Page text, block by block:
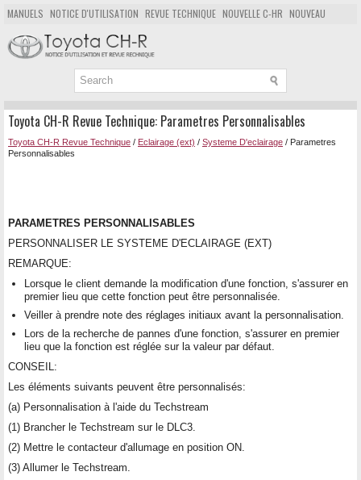
MANUELS NOTICE D'UTILISATION REVUE TECHNIQUE NOUVELLE C-HR NOUVEAU
POPULAIRE
PLAN DU SITE CHERCHER
Toyota CH-R Revue Technique: Parametres Personnalisables
Toyota CH-R Revue Technique / Eclairage (ext) / Systeme D'eclairage / Parametres
Personnalisables
PARAMETRES PERSONNALISABLES
PERSONNALISER LE SYSTEME D'ECLAIRAGE (EXT)
REMARQUE:
Lorsque le client demande la modification d'une fonction, s'assurer en
premier lieu que cette fonction peut être personnalisée.
Veiller à prendre note des réglages initiaux avant la personnalisation.
Lors de la recherche de pannes d'une fonction, s'assurer en premier
lieu que la fonction est réglée sur la valeur par défaut.
CONSEIL:
Les éléments suivants peuvent être personnalisés:
(a) Personnalisation à l'aide du Techstream
(1) Brancher le Techstream sur le DLC3.
(2) Mettre le contacteur d'allumage en position ON.
(3) Allumer le Techstream.